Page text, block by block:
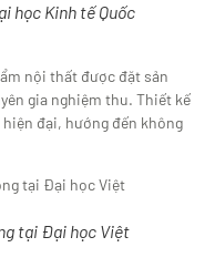
học Kinh tế Quốc
nội thất được đặt sản
gia nghiệm thu. Thiết kế
đại, hướng đến không
tại Đại học Việt